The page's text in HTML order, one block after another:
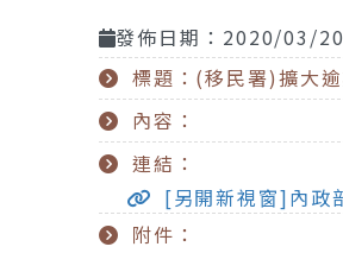
發佈日期：2020/03/20
標題：(移民署)擴大
內容：
連結：
[另開新視窗]內政
附件：